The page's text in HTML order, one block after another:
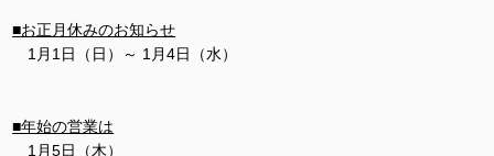
■お正月休みのお知らせ
1月1日（日）～ 1月4日（水）
■年始の営業は
1月5日（木）